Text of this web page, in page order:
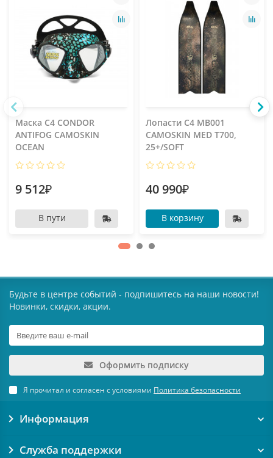
Маска C4 CONDOR
ANTIFOG CAMOSKIN
OCEAN
9 512₽
В пути
Лопасти C4 MB001
CAMOSKIN MED T700,
25+/SOFT
40 990₽
В корзину
Будьте в центре событий - подпишитесь на наши новости!
Новинки, скидки, акции.
Оформить подписку
Я прочитал и согласен с условиями Политика безопасности
Информация
Служба поддержки